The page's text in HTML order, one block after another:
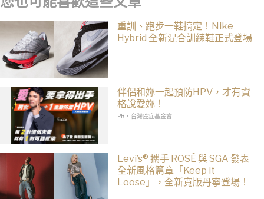
重訓、跑步一鞋搞定！Nike
Hybrid 全新混合訓練鞋正式登場
伴侶和妳一起預防HPV，才有資
格說愛妳！
PR・台灣癌症基金會
Levi’s® 攜手 ROSÉ 與 SGA 發表
全新風格篇章「Keep it
Loose」，全新寬版丹寧登場！